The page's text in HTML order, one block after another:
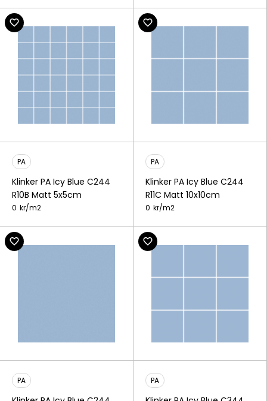
PA
Klinker PA Icy Blue C244
R10B Matt 5x5cm
0 kr/m2
PA
Klinker PA Icy Blue C244
R11C Matt 10x10cm
0 kr/m2
PA PA